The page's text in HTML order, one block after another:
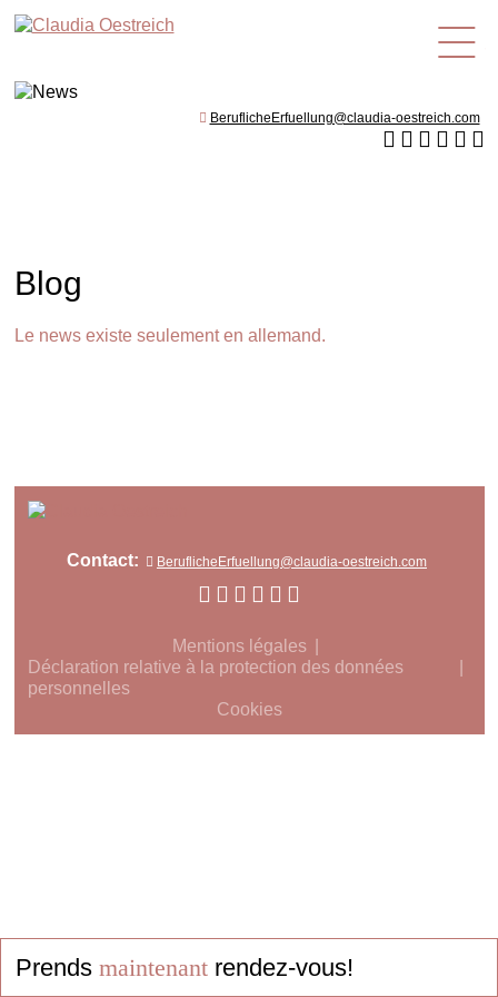
fr
BeruflicheErfuellung@claudia-oestreich.com
Blog
Le news existe seulement en allemand.
Contact: BeruflicheErfuellung@claudia-oestreich.com
Mentions légales
Déclaration relative à la protection des données
personnelles
Cookies
Prends maintenantrendez-vous!